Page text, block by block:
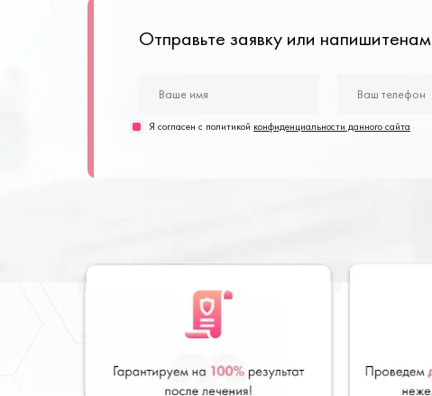
Отправьте заявку или напишитенам
Я согласен с политикой конфиденциальности данного сайта